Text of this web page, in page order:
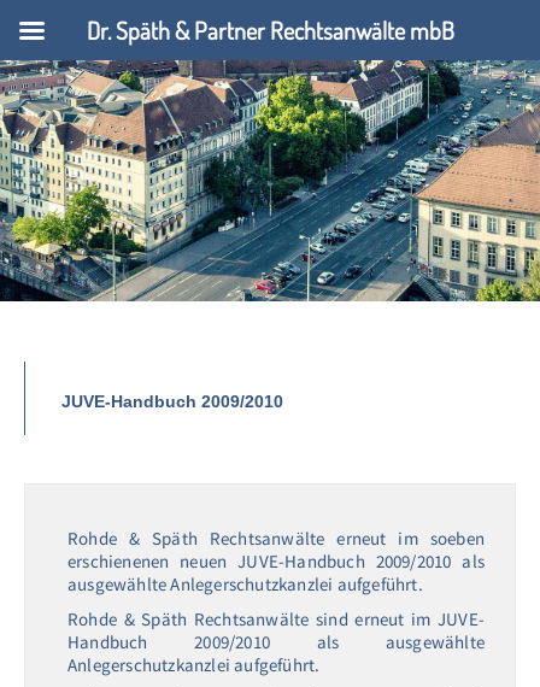
JUVE-Handbuch 2009/2010
Rohde & Späth Rechtsanwälte erneut im soeben
erschienenen neuen JUVE-Handbuch 2009/2010 als
ausgewählte Anlegerschutzkanzlei aufgeführt.
Rohde & Späth Rechtsanwälte sind erneut im JUVE-
Handbuch 2009/2010 als ausgewählte
Anlegerschutzkanzlei aufgeführt.
Dr. Späth & Partner Rechtsanwälte mbB